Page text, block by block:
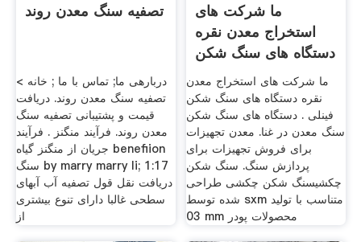
تصفیه سنگ معدن روند
دربارهی ما; تماس با ما ; خانه >
تصفیه سنگ معدن روند. دریافت
قیمت و پشتیبانی تصفیه سنگ
معدن روند. فرآیند منگنز . فرآیند
جریان از منگنز گیاه benefiion
سنگ by marry marry li; 1:17
دریافت نقل قول تصفیه آب آبهای
سطحی غالبا دارای تنوع بیشتری
از
ما شرکت های
استخراج معدن نقره
دستگاه های سنگ شکن
فینلی
ما شرکت های استخراج معدن
نقره دستگاه های سنگ شکن
فینلی . دستگاه های سنگ شکن
سنگ معدن در غنا. معدن تجهیزات
برای فروش تجهیزات برای
پردازش سنگ. سنگ شکن
چکشیسنگ شکن چکشی طراحی
شده توسط sxm متناسب با تولید
03 mm محصولات پودر